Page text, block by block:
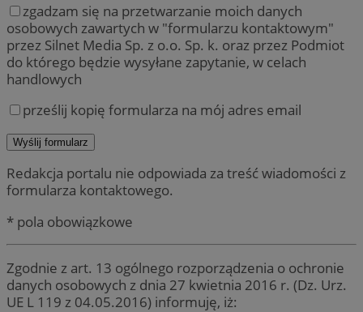
zgadzam się na przetwarzanie moich danych
osobowych zawartych w "formularzu kontaktowym"
przez Silnet Media Sp. z o.o. Sp. k. oraz przez Podmiot
do którego będzie wysyłane zapytanie, w celach
handlowych
prześlij kopię formularza na mój adres email
Redakcja portalu nie odpowiada za treść wiadomości z
formularza kontaktowego.
* pola obowiązkowe
Zgodnie z art. 13 ogólnego rozporządzenia o ochronie
danych osobowych z dnia 27 kwietnia 2016 r. (Dz. Urz.
UE L 119 z 04.05.2016) informuję, iż: